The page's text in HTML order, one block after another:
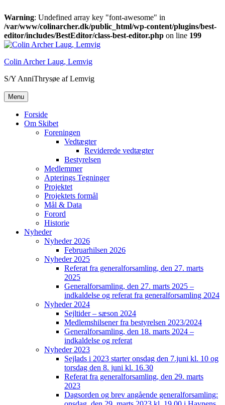
Warning: Undefined array key "font-awesome" in
/var/www/colinarcher.dk/public_html/wp-content/plugins/best-
editor/includes/BestEditor/class-best-editor.php on line 199
Videre
indhold
Colin Archer Laug, Lemvig
S/Y AnniThrysøe af Lemvig
Menu
Forside
Om Skibet
Foreningen
Vedtægter
Reviderede vedtægter
Bestyrelsen
Medlemmer
Apterings Tegninger
Projektet
Projektets formål
Mål & Data
Forord
Historie
Nyheder
Nyheder 2026
Februarhilsen 2026
Nyheder 2025
Referat fra generalforsamling, den 27. marts
2025
Generalforsamling, den 27. marts 2025 –
indkaldelse og referat fra generalforsamling 2024
Nyheder 2024
Sejltider – sæson 2024
Medlemshilsener fra bestyrelsen 2023/2024
Generalforsamling, den 18. marts 2024 –
indkaldelse og referat
Nyheder 2023
Sejlads i 2023 starter onsdag den 7.juni kl. 10 og
torsdag den 8. juni kl. 16.30
Referat fra generalforsamling, den 29. marts
2023
Dagsorden og brev angående generalforsamling: